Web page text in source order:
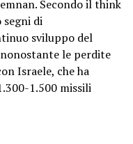
Secondo il think
di
sviluppo del
le perdite
Israele, che ha
1.500 missili